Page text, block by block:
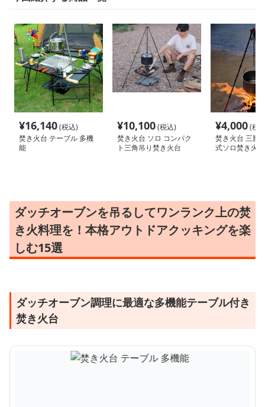
¥16,140(税込)
焚き火台 テーブル 多機
能
¥10,100(税込)
焚き火台 ソロ コンパク
ト三角吊り焚き火台
¥4,000(税
焚き火台 三脚
式ソロ焚き火台
ダッチオーブンを吊るしてワンランク上の焚
き火料理を！本格アウトドアクッキングを楽
しむ15選
ダッチオーブン調理に最適な多機能テーブル付き
焚き火台